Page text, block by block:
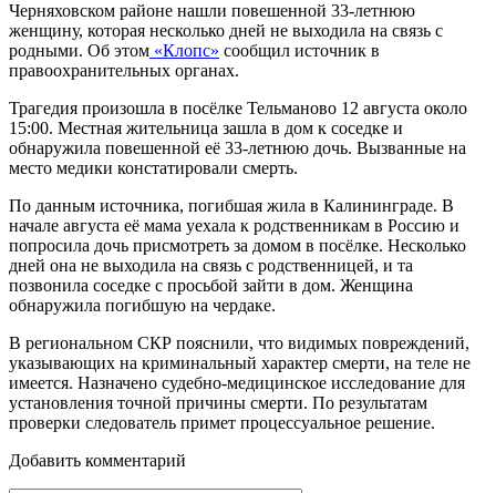
Черняховском районе нашли повешенной 33-летнюю
женщину, которая несколько дней не выходила на связь с
родными. Об этом «Клопс» сообщил источник в
правоохранительных органах.
Трагедия произошла в посёлке Тельманово 12 августа около
15:00. Местная жительница зашла в дом к соседке и
обнаружила повешенной её 33-летнюю дочь. Вызванные на
место медики констатировали смерть.
По данным источника, погибшая жила в Калининграде. В
начале августа её мама уехала к родственникам в Россию и
попросила дочь присмотреть за домом в посёлке. Несколько
дней она не выходила на связь с родственницей, и та
позвонила соседке с просьбой зайти в дом. Женщина
обнаружила погибшую на чердаке.
В региональном СКР пояснили, что видимых повреждений,
указывающих на криминальный характер смерти, на теле не
имеется. Назначено судебно-медицинское исследование для
установления точной причины смерти. По результатам
проверки следователь примет процессуальное решение.
Добавить комментарий